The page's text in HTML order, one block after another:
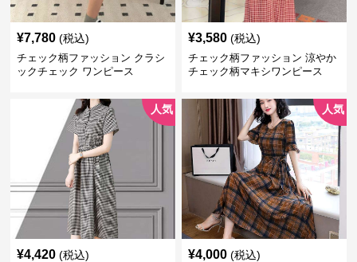
¥7,780 (税込)
チェック柄ファッション クラシ
ックチェック ワンピース
¥3,580 (税込)
チェック柄ファッション 涼やか
チェック柄マキシワンピース
人気
¥4,420 (税込)
人気
¥4,000 (税込)